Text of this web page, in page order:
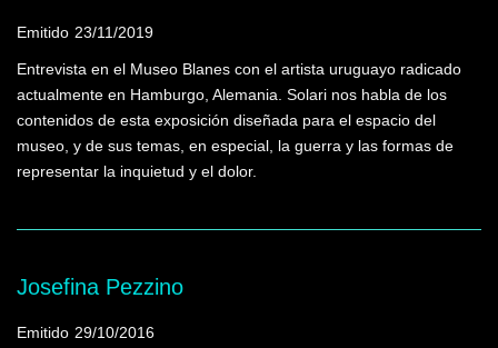
Emitido 23/11/2019
Entrevista en el Museo Blanes con el artista uruguayo radicado
actualmente en Hamburgo, Alemania. Solari nos habla de los
contenidos de esta exposición diseñada para el espacio del
museo, y de sus temas, en especial, la guerra y las formas de
representar la inquietud y el dolor.
Josefina Pezzino
Emitido 29/10/2016